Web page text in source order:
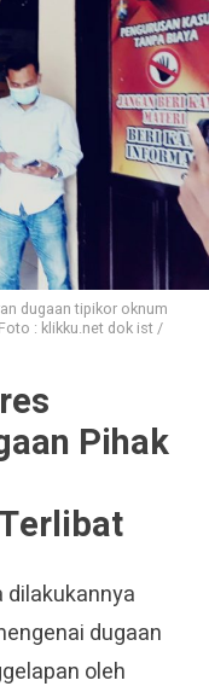
dugaan tipikor oknum
: klikku.net dok ist /
Pihak
dilakukannya
dugaan
oleh